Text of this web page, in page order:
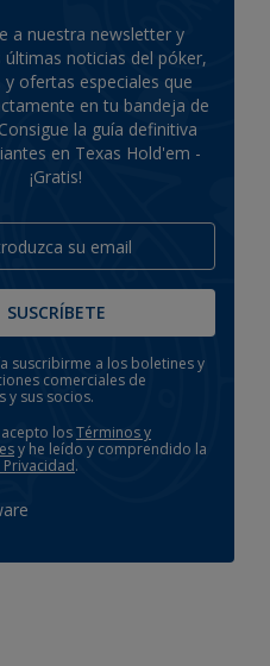
a nuestra newsletter y
últimas noticias del póker,
y ofertas especiales que
en tu bandeja de
la guía definitiva
en Texas Hold'em -
¡Gratis!
SUSCRÍBETE
suscribirme a los boletines y
comerciales de
y sus socios.
losTérminos y
y he leído y comprendido la
.